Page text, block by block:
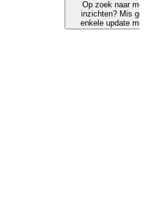
Op zoek naar meer
inzichten? Mis geen
enkele update meer.